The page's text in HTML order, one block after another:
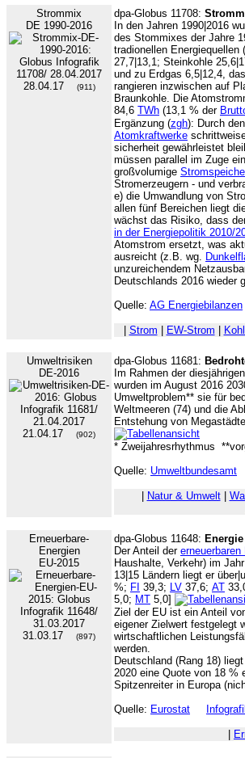
Strommix
DE 1990-2016
28.04.17 (911)
dpa-Globus 11708:
In den Jahren 1990|2016
des Stommixes der Jahre
tradionellen
27,7|13,1; Steinkohle
und zu Erdgas 6,5|12,4,
rangieren inzwischen auf
Braunkohle. Die
84,6 TWh (13,1 % der
Ergänzung (zgh): Durch den
Atomkraftwerke
sicherheit gewährleistet
müssen parallel im Zuge
großvolumige
Stromerzeugern - und
e) die Umwandlung von
allen fünf Bereichen liegt
wächst das Risiko, dass
in der Energiepolitik 2010/
Atomstrom ersetzt, was
ausreicht (z.B. wg.
unzureichendem
Deutschlands 2016 wieder
Quelle: AG Energiebilanzen
Strom EW-Strom
Umweltrisiken
DE-2016
21.04.17 (902)
dpa-Globus 11681:
Im Rahmen der
wurden im August 2016
Umweltproblem** sie für
Weltmeeren (74) und die
Entstehung von
* Zweijahresrhythmus
Quelle: Umweltbundesamt
Natur & Umwelt|
Erneuerbare-
Energien
EU-2015
31.03.17 (897)
dpa-Globus 11648:
Der Anteil der erneuerbaren
Haushalte, Verkehr) im
13|15 Ländern liegt er
%; FI 39,3; LV 37,6; AT
5,0; MT 5,0]
Ziel der EU ist ein Anteil
eigener Zielwert festgelegt
wirtschaftlichen
werden.
Deutschland (Rang 18)
2020 eine Quote von 18 %
Spitzenreiter in Europa
Quelle: Eurostat